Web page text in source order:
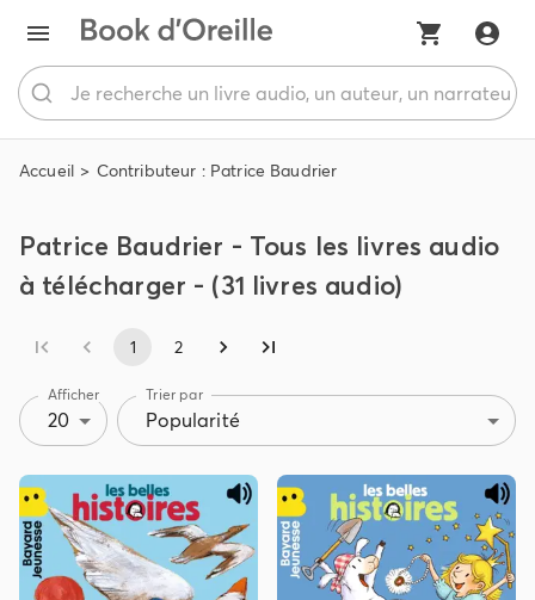
Accueil Contributeur : Patrice Baudrier
Patrice Baudrier - Tous les livres audio
à télécharger - (31 livres audio)
1 2
Afficher
20
Trier par
Popularité